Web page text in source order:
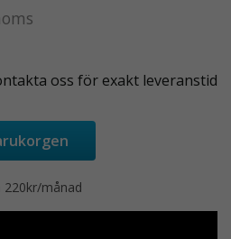
oss för exakt leveranstid
220kr/månad